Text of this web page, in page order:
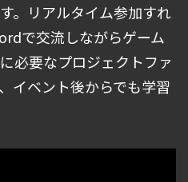
。リアルタイム参加すれ
で交流しながらゲーム
必要なプロジェクトファ
イベント後からでも学習